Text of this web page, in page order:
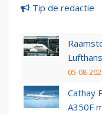
Tip de redactie
05-08-
Cathay
A350F